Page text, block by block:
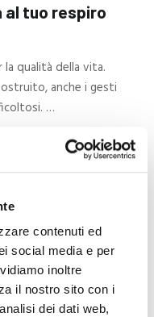
contenuti ed
social media e per
inoltre
il nostro sito con i
dei dati web,
al tuo respiro
qualità della vita.
anche i gesti
…